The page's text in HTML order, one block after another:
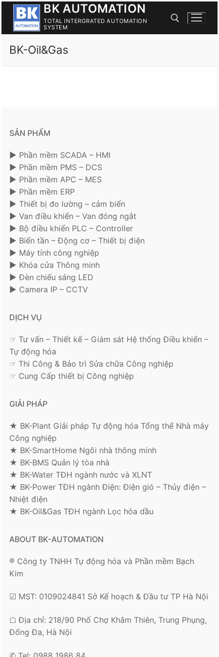
Skip
content
BK AUTOMATION
TOTAL INTERGRATED AUTOMATION
SYSTEM
BK-Oil&Gas
SẢN PHẨM
► Phần mềm SCADA – HMI
► Phần mềm PMS – DCS
► Phần mềm APC – MES
► Phần mềm ERP
► Thiết bị đo lường – cảm biến
► Van điều khiển – Van đóng ngắt
► Bộ điều khiển PLC – Controller
► Biến tần – Động cơ – Thiết bị điện
► Máy tính công nghiệp
► Khóa cửa Thông minh
► Đèn chiếu sáng LED
► Camera IP – CCTV
DỊCH VỤ
☞ Tư vấn – Thiết kế – Giám sát Hệ thống Điều khiển –
Tự động hóa
☞ Thi Công & Bảo trì Sửa chữa Công nghiệp
☞ Cung Cấp thiết bị Công nghiệp
GIẢI PHÁP
★ BK-Plant Giải pháp Tự động hóa Tổng thể Nhà máy
Công nghiệp
★ BK-SmartHome Ngôi nhà thông minh
★ BK-BMS Quản lý tòa nhà
★ BK-Water TĐH ngành nước và XLNT
★ BK-Power TĐH ngành Điện: Điện gió – Thủy điện –
Nhiệt điện
★ BK-Oil&Gas TĐH ngành Lọc hóa dầu
ABOUT BK-AUTOMATION
® Công ty TNHH Tự động hóa và Phần mềm Bạch
Kim
☑ MST: 0109024841 Sở Kế hoạch & Đầu tư TP Hà Nội
☖ Địa chỉ: 218/90 Phố Chợ Khâm Thiên, Trung Phụng,
Đống Đa, Hà Nội